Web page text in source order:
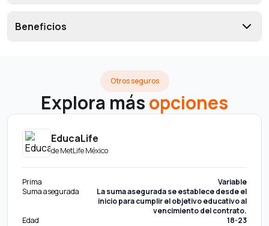
Beneficios
Otros seguros
Explora másopciones
EducaLife
deMetLife México
Prima
Variable
Suma asegurada
La suma asegurada se establece desde el
inicio para cumplir el objetivo educativo al
vencimiento del contrato.
Edad
18-23